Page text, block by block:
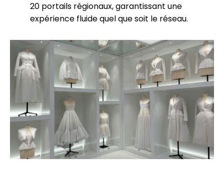
20 portails régionaux, garantissant une
expérience fluide quel que soit le réseau.